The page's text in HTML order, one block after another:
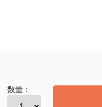
数量：